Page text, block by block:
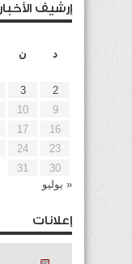
إرشيف الأخبار
د
ن
2
3
9
10
16
17
23
24
30
31
« يوليو
إعلانات